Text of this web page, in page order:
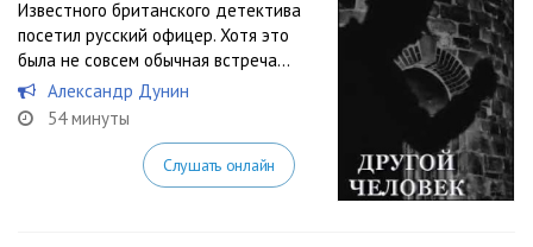
Известного британского детектива
посетил русский офицер. Хотя это
была не совсем обычная встреча…
Александр Дунин
54 минуты
Слушать онлайн